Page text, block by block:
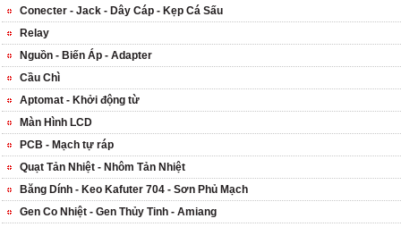
Conecter - Jack - Dây Cáp - Kẹp Cá Sấu
Relay
Nguồn - Biến Áp - Adapter
Cầu Chì
Aptomat - Khởi động từ
Màn Hình LCD
PCB - Mạch tự ráp
Quạt Tản Nhiệt - Nhôm Tản Nhiệt
Băng Dính - Keo Kafuter 704 - Sơn Phủ Mạch
Gen Co Nhiệt - Gen Thủy Tinh - Amiang